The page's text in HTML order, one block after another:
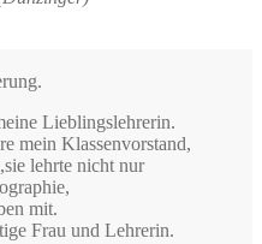
Lieblingslehrerin.
mein Klassenvorstand,
lehrte nicht nur
mit.
Frau und Lehrerin.